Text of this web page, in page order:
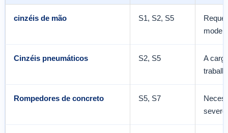
cinzéis de mão S1, S2, S5
Cinzéis pneumáticos S2, S5
A
Rompedores de concreto S5, S7